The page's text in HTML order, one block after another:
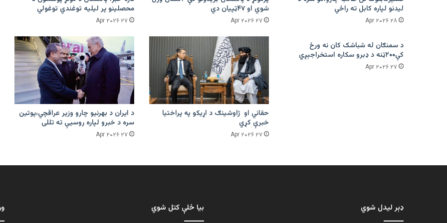
لیدنو لپاره کابل ته راځي
۲۸ Apr ۲۰۲۶
شوي او ۴۷ټپیان دي
۲۷ Apr ۲۰۲۶
محصلینو پر لیلیه توغندي توغولي
۲۷ Apr ۲۰۲۶
د سمنګان له شباشک کان نه ورځ
کې۲۰۰ټنه د ډبرو سکاره استخراجېږي
۲۷ Apr ۲۰۲۶
حقاني او ژاوشینګ د اړیکو په پراختیا
خبرې کړي
۲۷ Apr ۲۰۲۶
د ایران د بهرنیو چارو وزیر عراقچي،پوتین
سره د خبرو لپاره روسیې ته تللی
۲۷ Apr ۲۰۲۶
ډېر لیدل شوي بیا ځلې کتل شوي